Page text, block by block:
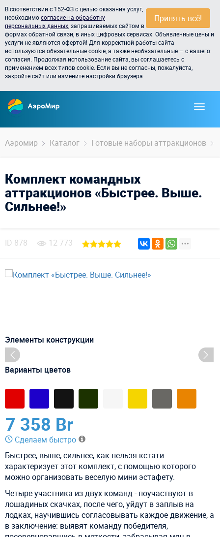
Принять всё!
В соответствии с 152-ФЗ с целью оказания услуг,
необходимосогласие на обработку
персональных данных , запрашиваемых сайтом в
формах обратной связи, в иных цифровых сервисах. Объявленные цены и
услуги не являются офертой! Для корректной работы сайта
используются обязательные cookie, а также необязательные — с вашего
согласия. Продолжая использование сайта, вы соглашаетесь с
применением всех типов cookie. Если вы не согласны, пожалуйста,
закройте сайт или измените настройки браузера.
Аэромир Каталог Готовые наборы аттракционов
Комплект командных
аттракционов «Быстрее. Выше.
Сильнее!»
ID 878 12 773
Элементы конструкции
Варианты цветов
7 358 Br
Сделаем быстро
Быстрее, выше, сильнее, как нельзя кстати
характеризует этот комплект, с помощью которого
можно организовать веселую мини эстафету.
Четыре участника из двух команд - поучаствуют в
лошадиных скачках, после чего, уйдут в заплыв на
лодках, научившись согласовывать каждое движение, а
в заключение: выявят команду победителя,